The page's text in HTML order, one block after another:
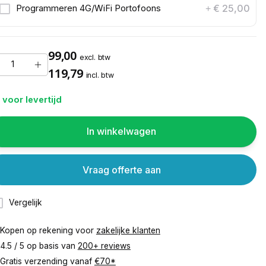
Programmeren 4G/WiFi Portofoons + € 25,00
99,00 excl. btw
119,79 incl. btw
voor levertijd
In winkelwagen
Vergelijk
Vraag offerte aan
Kopen op rekening voor zakelijke klanten
4.5 / 5 op basis van 200+ reviews
Gratis verzending vanaf €70*